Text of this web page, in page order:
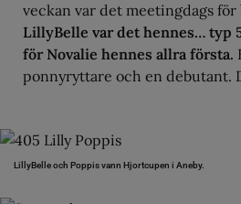
veckan var det meetingdags för
LillyBelle var det hennes… typ
för Novalie hennes allra första.
ponnyryttare och en debutant.
LillyBelle och Poppis vann Hjortcupen i Aneby.